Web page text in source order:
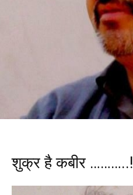
शुक्र है कबीर ………..!